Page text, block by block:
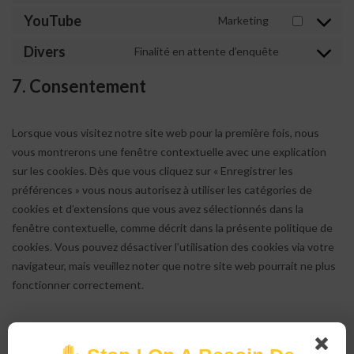
YouTube Marketing
Divers Finalité en attente d’enquête
7. Consentement
Lorsque vous visitez notre site web pour la première fois, nous
vous montrerons une fenêtre contextuelle avec une explication
sur les cookies. Dès que vous cliquez sur « Enregistrer les
préférences » vous nous autorisez à utiliser les catégories de
cookies et d’extensions que vous avez sélectionnés dans la
fenêtre contextuelle, comme décrit dans la présente politique de
cookies. Vous pouvez désactiver l’utilisation des cookies via votre
navigateur, mais veuillez noter que notre site web pourrait ne plus
fonctionner correctement.